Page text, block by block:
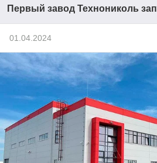
Первый завод Технониколь
01.04.2024